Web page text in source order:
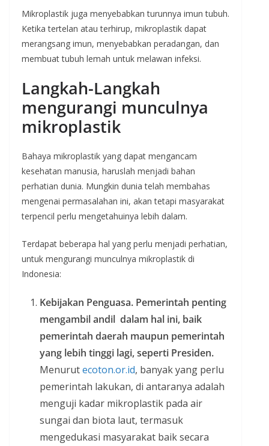
Mikroplastik juga menyebabkan turunnya imun tubuh.
Ketika tertelan atau terhirup, mikroplastik dapat
merangsang imun, menyebabkan peradangan, dan
membuat tubuh lemah untuk melawan infeksi.
Langkah-Langkah
mengurangi munculnya
mikroplastik
Bahaya mikroplastik yang dapat mengancam
kesehatan manusia, haruslah menjadi bahan
perhatian dunia. Mungkin dunia telah membahas
mengenai permasalahan ini, akan tetapi masyarakat
terpencil perlu mengetahuinya lebih dalam.
Terdapat beberapa hal yang perlu menjadi perhatian,
untuk mengurangi munculnya mikroplastik di
Indonesia:
Kebijakan Penguasa. Pemerintah penting
mengambil andil dalam hal ini, baik
pemerintah daerah maupun pemerintah
yang lebih tinggi lagi, seperti Presiden.
Menurutecoton.or.id, banyak yang perlu
pemerintah lakukan, di antaranya adalah
menguji kadar mikroplastik pada air
sungai dan biota laut, termasuk
mengedukasi masyarakat baik secara